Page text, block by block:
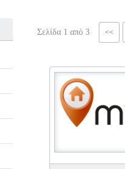
Σελίδα 1 από 3 <<